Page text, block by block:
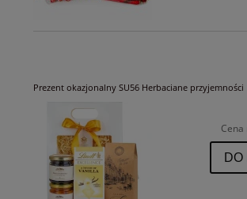
Prezent okazjonalny SU56 Herbaciane przyjemności
Cena
DO